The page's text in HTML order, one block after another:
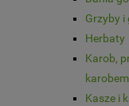
Grzyby i
Herbaty
Karob,
karobem
Kasze i